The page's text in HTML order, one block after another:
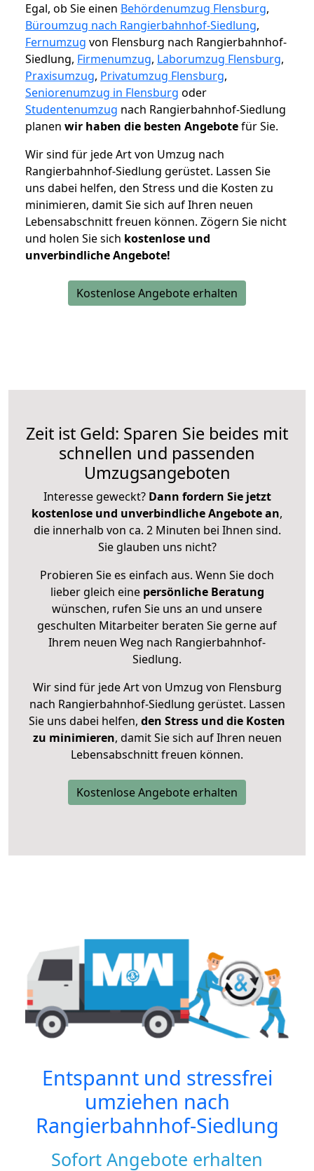
Egal, ob Sie einen Behördenumzug Flensburg,
Büroumzug nach Rangierbahnhof-Siedlung,
Fernumzug von Flensburg nach Rangierbahnhof-
Siedlung, Firmenumzug, Laborumzug Flensburg,
Praxisumzug, Privatumzug Flensburg,
Seniorenumzug in Flensburg oder
Studentenumzug nach Rangierbahnhof-Siedlung
planen wir haben die besten Angebotefür Sie.
Wir sind für jede Art von Umzug nach
Rangierbahnhof-Siedlung gerüstet. Lassen Sie
uns dabei helfen, den Stress und die Kosten zu
minimieren, damit Sie sich auf Ihren neuen
Lebensabschnitt freuen können. Zögern Sie nicht
und holen Sie sich kostenlose und
unverbindliche Angebote!
Kostenlose Angebote erhalten
Zeit ist Geld: Sparen Sie beides mit
schnellen und passenden
Umzugsangeboten
Interesse geweckt? Dann fordern Sie jetzt
kostenlose und unverbindliche Angebote an,
die innerhalb von ca. 2 Minuten bei Ihnen sind.
Sie glauben uns nicht?
Probieren Sie es einfach aus. Wenn Sie doch
lieber gleich eine persönliche Beratung
wünschen, rufen Sie uns an und unsere
geschulten Mitarbeiter beraten Sie gerne auf
Ihrem neuen Weg nach Rangierbahnhof-
Siedlung.
Wir sind für jede Art von Umzug von Flensburg
nach Rangierbahnhof-Siedlung gerüstet. Lassen
Sie uns dabei helfen, den Stress und die Kosten
zu minimieren, damit Sie sich auf Ihren neuen
Lebensabschnitt freuen können.
Kostenlose Angebote erhalten
Entspannt und stressfrei
umziehen nach
Rangierbahnhof-Siedlung
Sofort Angebote erhalten